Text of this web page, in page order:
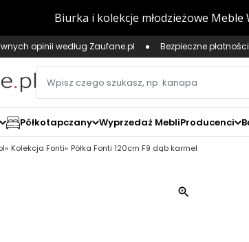
opinii według Zaufane.pl Bezpieczne płatności
Półkotapczany Wyprzedaż MebliProducenci
Kolekcja Fonti Półka Fonti 120cm F9 dąb karmel
zoom_in